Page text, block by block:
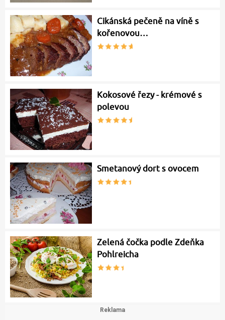
Cikánská pečeně na víně s
kořenovou…
Kokosové řezy - krémové s
polevou
Smetanový dort s ovocem
Zelená čočka podle Zdeňka
Pohlreicha